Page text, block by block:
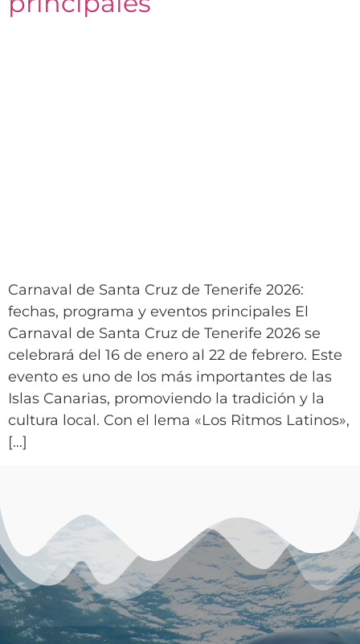
Carnaval de Santa Cruz de Tenerife 2026:
fechas, programa y eventos principales El
Carnaval de Santa Cruz de Tenerife 2026 se
celebrará del 16 de enero al 22 de febrero. Este
evento es uno de los más importantes de las
Islas Canarias, promoviendo la tradición y la
cultura local. Con el lema «Los Ritmos Latinos»,
[…]